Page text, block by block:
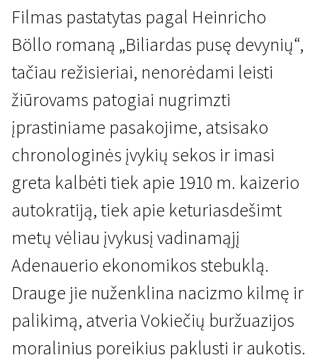
Tai nutiko čia
Nesutaikomieji, arba į smurtą
- tik smurtu
55 min. | Dokumentinis, Karinis | N-13
Filmas pastatytas pagal Heinricho
Böllo romaną „Biliardas pusę devynių“,
tačiau režisieriai, nenorėdami leisti
žiūrovams patogiai nugrimzti
įprastiniame pasakojime, atsisako
chronologinės įvykių sekos ir imasi
greta kalbėti tiek apie 1910 m. kaizerio
autokratiją, tiek apie keturiasdešimt
metų vėliau įvykusį vadinamąjį
Adenauerio ekonomikos stebuklą.
Drauge jie nuženklina nacizmo kilmę ir
palikimą, atveria Vokiečių buržuazijos
moralinius poreikius paklusti ir aukotis.